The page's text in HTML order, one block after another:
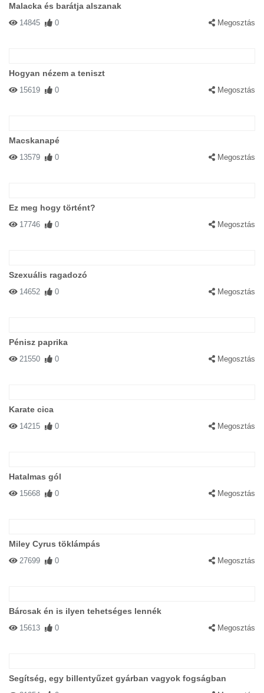
Malacka és barátja alszanak
14845 0 Megosztás
Hogyan nézem a teniszt
15619 0 Megosztás
Macskanapé
13579 0 Megosztás
Ez meg hogy történt?
17746 0 Megosztás
Szexuális ragadozó
14652 0 Megosztás
Pénisz paprika
21550 0 Megosztás
Karate cica
14215 0 Megosztás
Hatalmas gól
15668 0 Megosztás
Miley Cyrus töklámpás
27699 0 Megosztás
Bárcsak én is ilyen tehetséges lennék
15613 0 Megosztás
Segítség, egy billentyűzet gyárban vagyok fogságban